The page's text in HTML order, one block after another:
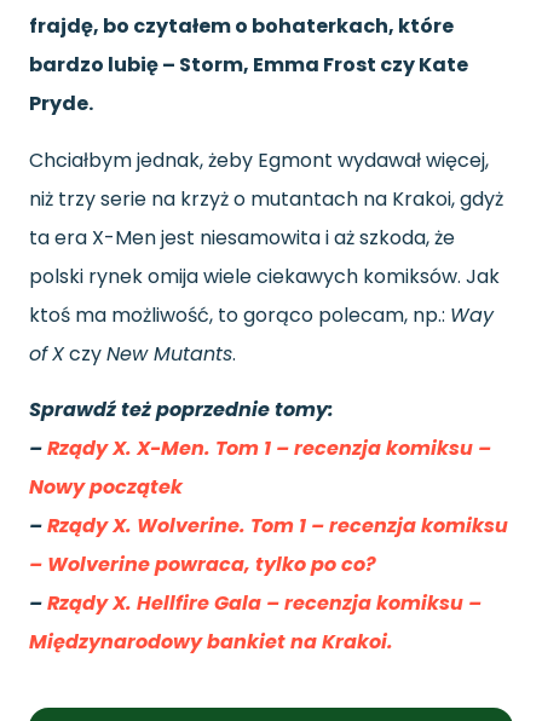
frajdę, bo czytałem o bohaterkach, które
bardzo lubię – Storm, Emma Frost czy Kate
Pryde.
Chciałbym jednak, żeby Egmont wydawał więcej,
niż trzy serie na krzyż o mutantach na Krakoi, gdyż
ta era X-Men jest niesamowita i aż szkoda, że
polski rynek omija wiele ciekawych komiksów. Jak
ktoś ma możliwość, to gorąco polecam, np.: Way
ofXczyNew Mutants.
Sprawdź też poprzednie tomy:
–Rządy X. X-Men. Tom 1 – recenzja komiksu –
Nowy początek
–Rządy X. Wolverine. Tom 1 – recenzja komiksu
– Wolverine powraca, tylko po co?
–Rządy X. Hellfire Gala – recenzja komiksu –
Międzynarodowy bankiet na Krakoi.